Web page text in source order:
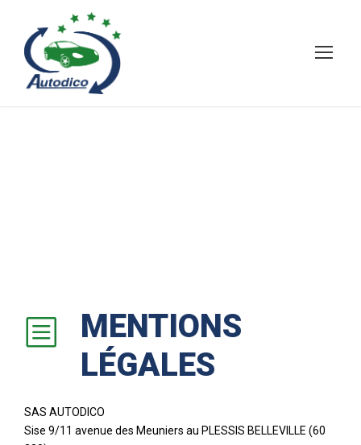
MENTIONS
LÉGALES
SAS AUTODICO
Sise 9/11 avenue des Meuniers au PLESSIS BELLEVILLE (60